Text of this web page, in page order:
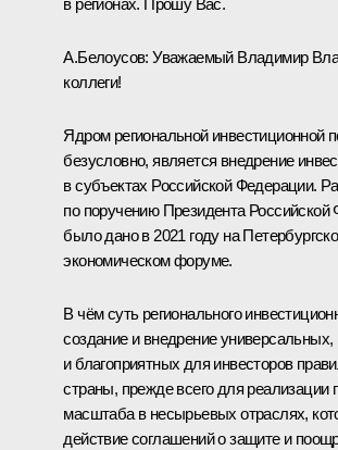
А.Белоусов: Уважаемый Владимир
коллеги!
Ядром региональной инвестиционной
безусловно, является внедрение
в субъектах Российской Федерации.
по поручению Президента Российской
было дано в 2021 году на
экономическом форуме.
В чём суть регионального
создание и внедрение универсальных,
и благоприятных для инвесторов
страны, прежде всего для реализации
масштаба в несырьевых отраслях,
действие соглашений о защите и